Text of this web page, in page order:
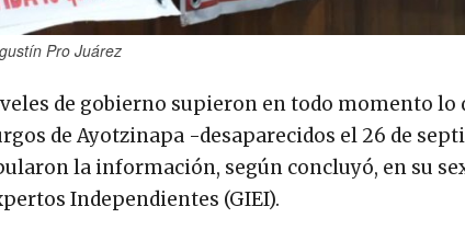
Pro Juárez
de gobierno supieron en todo momento lo
de Ayotzinapa -desaparecidos el 26 de
la información, según concluyó, en su
Independientes (GIEI).